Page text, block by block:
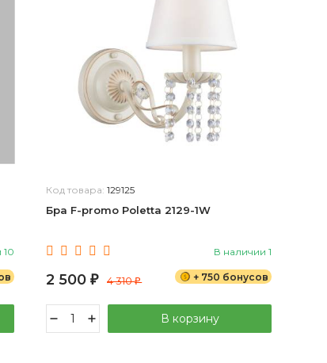
10
Код товара:129125
Бра F-promo Poletta 2129-1W
В наличии 1
2 500₽ 4 310₽ + 750 бонусов
В корзину